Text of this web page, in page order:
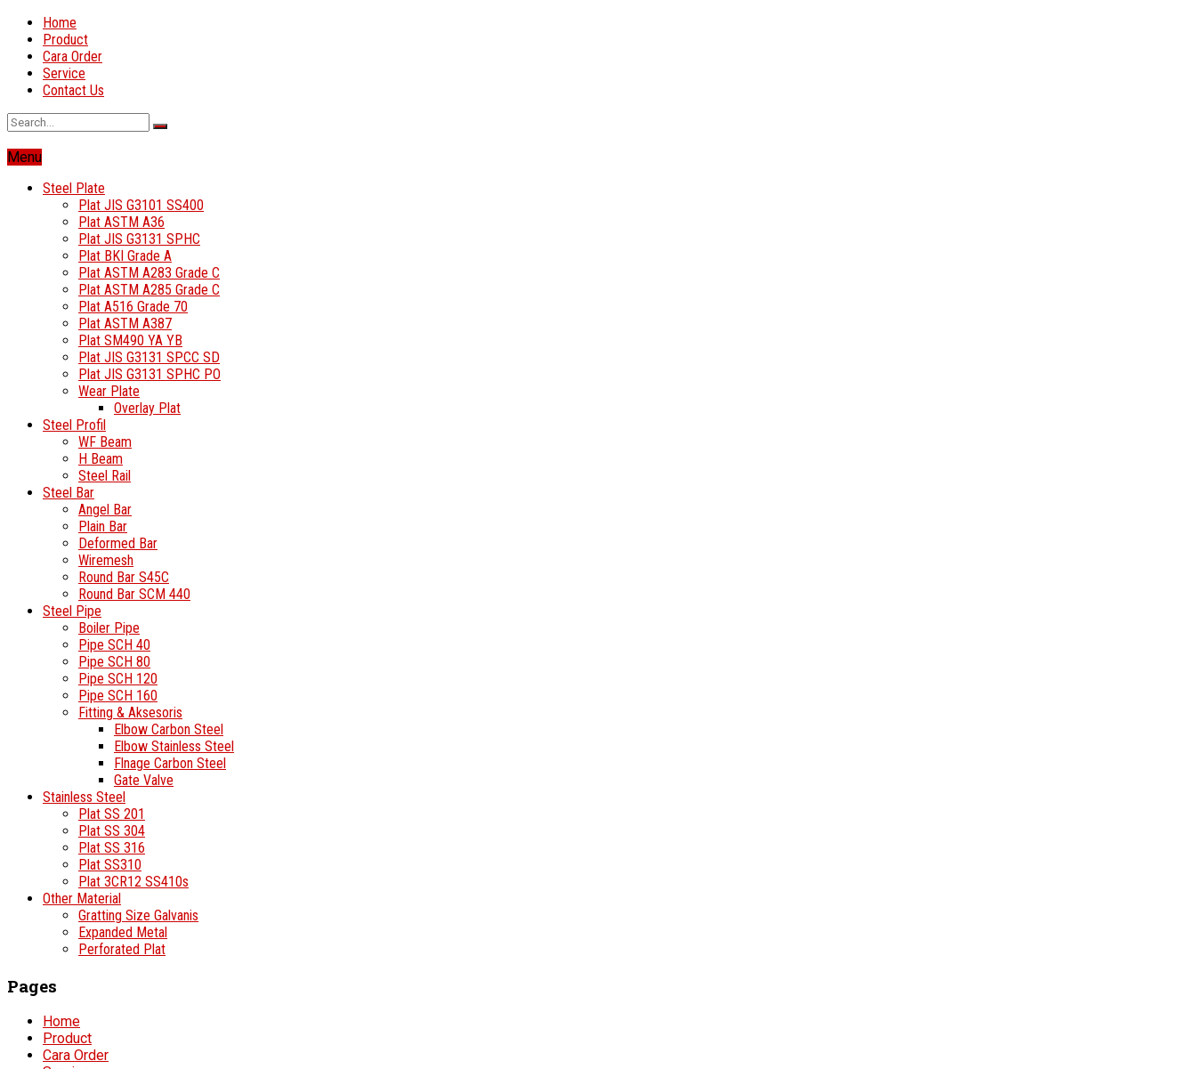
Home
Product
Cara Order
Service
Contact Us
Menu
Steel Plate
Plat JIS G3101 SS400
Plat ASTM A36
Plat JIS G3131 SPHC
Plat BKI Grade A
Plat ASTM A283 Grade C
Plat ASTM A285 Grade C
Plat A516 Grade 70
Plat ASTM A387
Plat SM490 YA YB
Plat JIS G3131 SPCC SD
Plat JIS G3131 SPHC PO
Wear Plate
Overlay Plat
Steel Profil
WF Beam
H Beam
Steel Rail
Steel Bar
Angel Bar
Plain Bar
Deformed Bar
Wiremesh
Round Bar S45C
Round Bar SCM 440
Steel Pipe
Boiler Pipe
Pipe SCH 40
Pipe SCH 80
Pipe SCH 120
Pipe SCH 160
Fitting & Aksesoris
Elbow Carbon Steel
Elbow Stainless Steel
Flnage Carbon Steel
Gate Valve
Stainless Steel
Plat SS 201
Plat SS 304
Plat SS 316
Plat SS310
Plat 3CR12 SS410s
Other Material
Gratting Size Galvanis
Expanded Metal
Perforated Plat
Pages
Home
Product
Cara Order